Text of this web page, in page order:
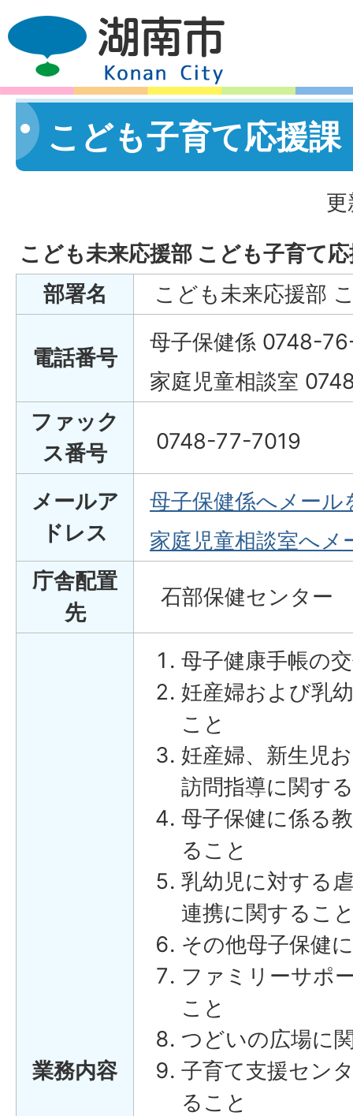
こども子育て応援課
こども未来応援部 こども子育て
部署名
こども未来応援部
電話番号
母子保健係 0748-
家庭児童相談室
ファック
ス番号
0748-77-7019
メールア
ドレス
母子保健係へメール
家庭児童相談室へメ
庁舎配置
先
石部保健センター
業務内容
母子健康手帳の
妊産婦および乳
こと
妊産婦、新生児
訪問指導に関す
母子保健に係る
ること
乳幼児に対する
連携に関するこ
その他母子保健
ファミリーサポ
こと
つどいの広場に
子育て支援セン
ること